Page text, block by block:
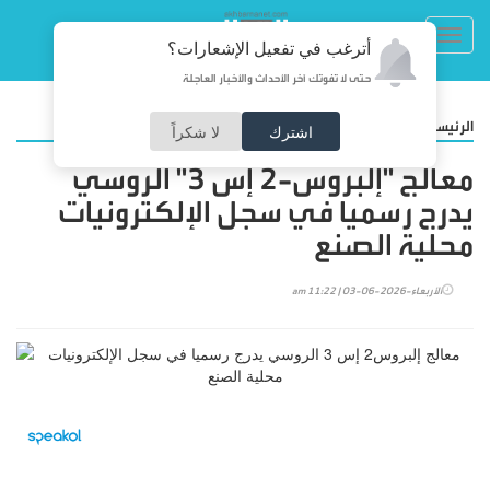
أترغب في تفعيل الإشعارات؟
حتى لا تفوتك آخر الأحداث والأخبار العاجلة
اشترك لا شكراً الرئيسية
معالج "إلبروس-2 إس 3" الروسي
يدرج رسميا في سجل الإلكترونيات
محلية الصنع
الأربعاء-2026-06-03 | 11:22 am